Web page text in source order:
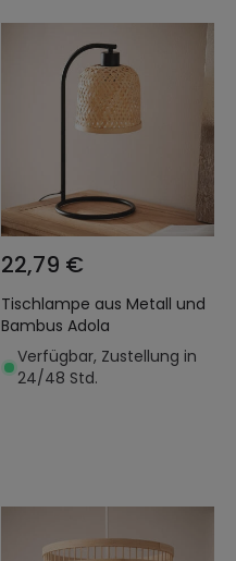
22,79 €
Tischlampe aus Metall und
Bambus Adola
Verfügbar, Zustellung in
24/48 Std.